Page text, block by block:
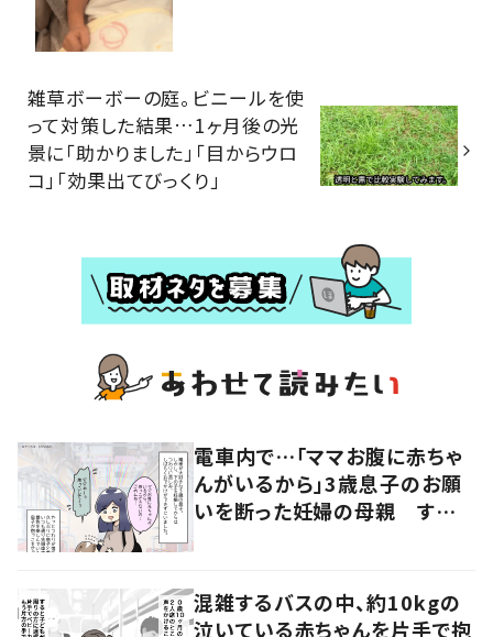
雑草ボーボーの庭。ビニールを使
って対策した結果…1ヶ月後の光
景に「助かりました」「目からウロ
コ」「効果出てびっくり」
電車内で…「ママお腹に赤ちゃ
んがいるから」3歳息子のお願
いを断った妊婦の母親 すると
混雑するバスの中、約10kgの
泣いている赤ちゃんを片手で抱